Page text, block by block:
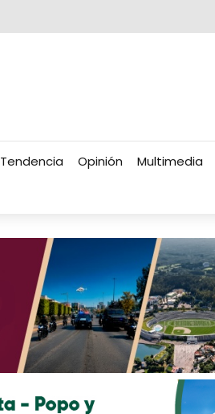
Tendencia Opinión Multimedia